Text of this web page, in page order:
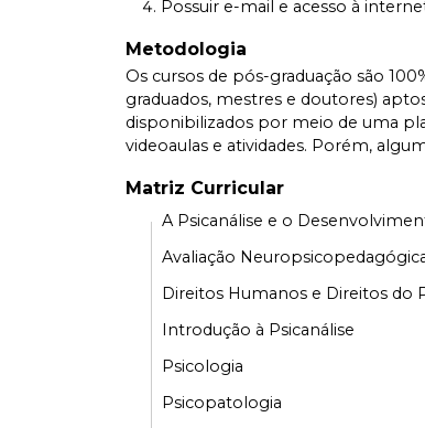
Possuir e-mail e acesso à
Metodologia
Os cursos de pós-graduação são
graduados, mestres e doutores)
disponibilizados por meio de uma
videoaulas e atividades. Porém,
Matriz Curricular
A Psicanálise e o
Avaliação
Direitos Humanos e Direitos do
Introdução à Psicanálise
Psicologia
Psicopatologia